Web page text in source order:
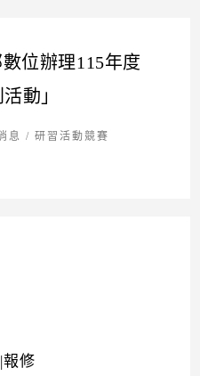
位辦理115年度
動」
息 / 研習活動競賽
報修